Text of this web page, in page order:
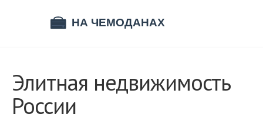
Элитная недвижимость
России